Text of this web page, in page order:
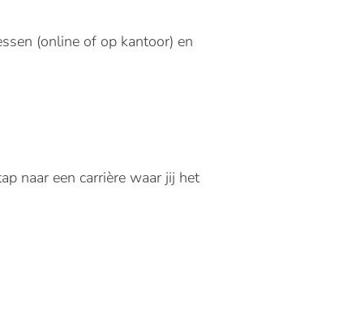
(online of op kantoor) en
naar een carrière waar jij het